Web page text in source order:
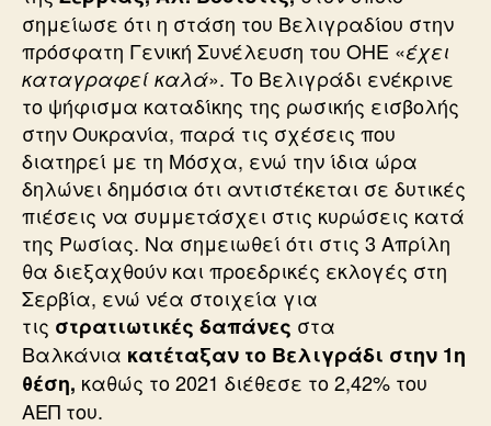
σημείωσε ότι η στάση του Βελιγραδίου στην
πρόσφατη Γενική Συνέλευση του ΟΗΕ «έχει
καταγραφεί καλά». Το Βελιγράδι ενέκρινε
το ψήφισμα καταδίκης της ρωσικής εισβολής
στην Ουκρανία, παρά τις σχέσεις που
διατηρεί με τη Μόσχα, ενώ την ίδια ώρα
δηλώνει δημόσια ότι αντιστέκεται σε δυτικές
πιέσεις να συμμετάσχει στις κυρώσεις κατά
της Ρωσίας. Να σημειωθεί ότι στις 3 Απρίλη
θα διεξαχθούν και προεδρικές εκλογές στη
Σερβία, ενώ νέα στοιχεία για
τις στρατιωτικές δαπάνες στα
Βαλκάνια κατέταξαν το Βελιγράδι στην 1η
θέση, καθώς το 2021 διέθεσε το 2,42% του
ΑΕΠ του.